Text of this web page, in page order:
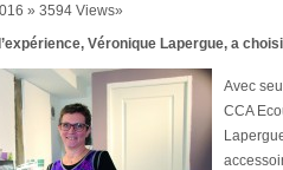
» 3594 Views»
Véronique Lapergue, a
Avec
CCA